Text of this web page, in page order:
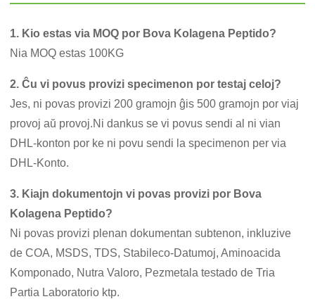
1. Kio estas via MOQ por Bova Kolagena Peptido?
Nia MOQ estas 100KG
2. Ĉu vi povus provizi specimenon por testaj celoj?
Jes, ni povas provizi 200 gramojn ĝis 500 gramojn por viaj
provoj aŭ provoj.Ni dankus se vi povus sendi al ni vian
DHL-konton por ke ni povu sendi la specimenon per via
DHL-Konto.
3. Kiajn dokumentojn vi povas provizi por Bova
Kolagena Peptido?
Ni povas provizi plenan dokumentan subtenon, inkluzive
de COA, MSDS, TDS, Stabileco-Datumoj, Aminoacida
Komponado, Nutra Valoro, Pezmetala testado de Tria
Partia Laboratorio ktp.